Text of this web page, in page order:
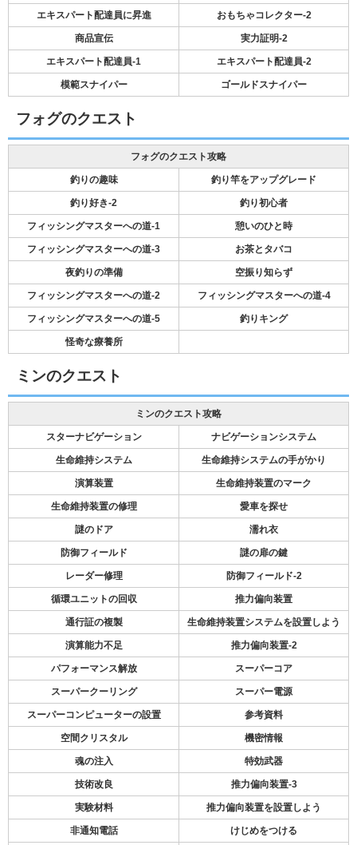
エキスパート配達員に昇進 おもちゃコレクター-2
商品宣伝 実力証明-2
エキスパート配達員-1 エキスパート配達員-2
模範スナイパー ゴールドスナイパー
フォグのクエスト
フォグのクエスト攻略
釣りの趣味 釣り竿をアップグレード
釣り好き-2 釣り初心者
フィッシングマスターへの道-1 憩いのひと時
フィッシングマスターへの道-3 お茶とタバコ
夜釣りの準備 空振り知らず
フィッシングマスターへの道-2 フィッシングマスターへの道-4
フィッシングマスターへの道-5 釣りキング
怪奇な療養所
ミンのクエスト
ミンのクエスト攻略
スターナビゲーション ナビゲーションシステム
生命維持システム 生命維持システムの手がかり
演算装置 生命維持装置のマーク
生命維持装置の修理 愛車を探せ
謎のドア 濡れ衣
防御フィールド 謎の扉の鍵
レーダー修理 防御フィールド-2
循環ユニットの回収 推力偏向装置
通行証の複製 生命維持装置システムを設置しよう
演算能力不足 推力偏向装置-2
パフォーマンス解放 スーパーコア
スーパークーリング スーパー電源
スーパーコンピューターの設置 参考資料
空間クリスタル 機密情報
魂の注入 特効武器
技術改良 推力偏向装置-3
実験材料 推力偏向装置を設置しよう
非通知電話 けじめをつける